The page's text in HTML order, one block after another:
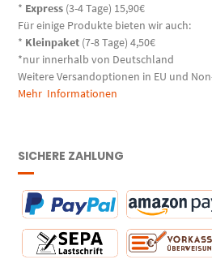
* Express (3-4 Tage) 15,90€
Für einige Produkte bieten wir auch:
* Kleinpaket (7-8 Tage) 4,50€
*nur innerhalb von Deutschland
Weitere Versandoptionen in EU und
Mehr Informationen
SICHERE ZAHLUNG